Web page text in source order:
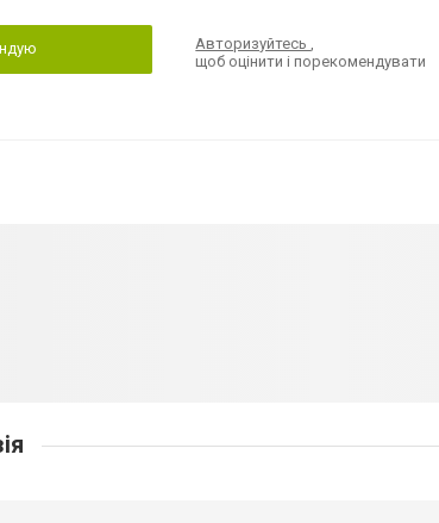
Авторизуйтесь,
щоб оцінити і порекомендувати